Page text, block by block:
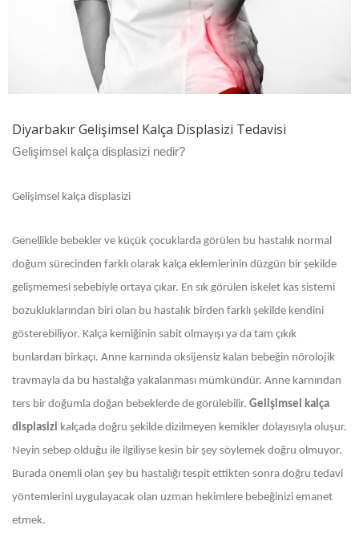
Diyarbakır Gelişimsel Kalça Displasizi Tedavisi
Gelişimsel kalça displasizi nedir?
Gelişimsel kalça displasizi
Genellikle bebekler ve küçük çocuklarda görülen bu hastalık normal
doğum sürecinden farklı olarak kalça eklemlerinin düzgün bir şekilde
gelişmemesi sebebiyle ortaya çıkar. En sık görülen iskelet kas sistemi
bozukluklarından biri olan bu hastalık birden farklı şekilde kendini
gösterebiliyor. Kalça kemiğinin sabit olmayışı ya da tam çıkık
bunlardan birkaçı. Anne karnında oksijensiz kalan bebeğin nörolojik
travmayla da bu hastalığa yakalanması mümkündür. Anne karnından
ters bir doğumla doğan bebeklerde de görülebilir. Gelişimsel kalça
displasizi kalçada doğru şekilde dizilmeyen kemikler dolayısıyla oluşur.
Neyin sebep olduğu ile ilgiliyse kesin bir şey söylemek doğru olmuyor.
Burada önemli olan şey bu hastalığı tespit ettikten sonra doğru tedavi
yöntemlerini uygulayacak olan uzman hekimlere bebeğinizi emanet
etmek.